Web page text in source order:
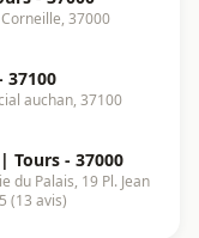
37000
37100
auchan, 37100
Tours - 37000
du Palais, 19 Pl. Jean
(13 avis)